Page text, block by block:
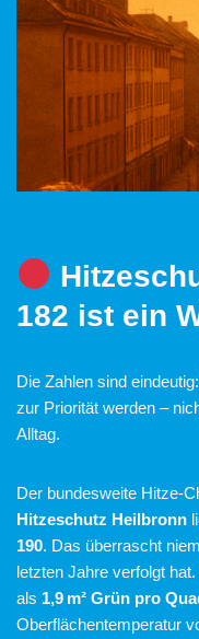
182 ist ein
Die Zahlen sind eindeutig:
zur Priorität werden –
Alltag.
Der bundesweite Hitze-
Hitzeschutz Heilbronn
190. Das überrascht
letzten Jahre verfolgt hat.
als 1,9 m² Grün pro
Oberflächentemperatur